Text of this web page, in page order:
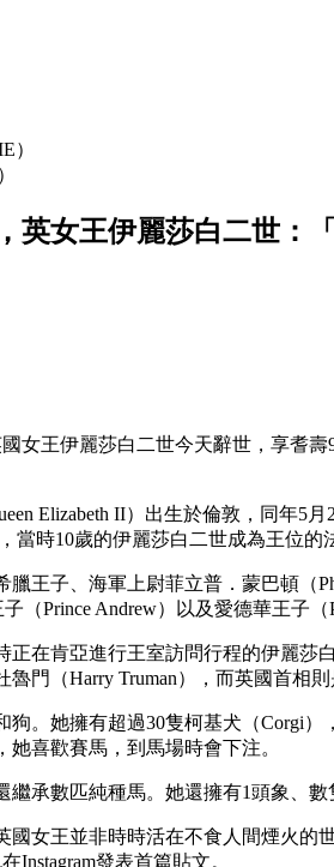
英女王伊麗莎白二世：
女王伊麗莎白二世今天辭世，享耆
Elizabeth II）出生於倫敦，同年
當時10歲的伊麗莎白二世成為王位
臘王子、海軍上尉菲立普．蒙巴頓（
（Prince Andrew）以及愛德華王子（
正在肯亞進行王室訪問行程的伊麗
門（Harry Truman），而英國首相則
。她擁有超過30隻柯基犬（Corgi
喜歡賽馬，到馬場時會下注。
繼承數匹純種馬。她還擁有1頭象、
女王並非時時活在不食人間煙火的
Instagram發表首篇貼文。